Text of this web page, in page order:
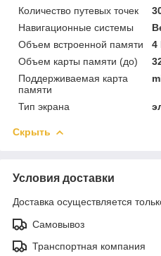
Количество путевых точек
Навигационные системы
Объем встроенной памяти
4
Объем карты памяти (до)
Поддерживаемая карта
памяти
Тип экрана
Скрыть
Условия доставки
Доставка осуществляется
Самовывоз
Транспортная компания